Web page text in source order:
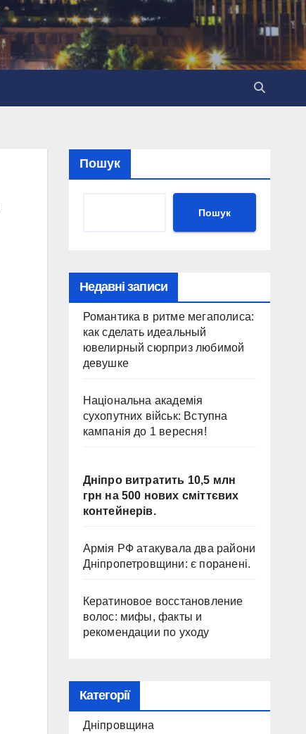
Пошук
Пошук
Недавні записи
Романтика в ритме мегаполиса:
как сделать идеальный
ювелирный сюрприз любимой
девушке
Національна академія
сухопутних військ: Вступна
кампанія до 1 вересня!
Дніпро витратить 10,5 млн
грн на 500 нових сміттєвих
контейнерів.
Армія РФ атакувала два райони
Дніпропетровщини: є поранені.
Кератиновое восстановление
волос: мифы, факты и
рекомендации по уходу
Категорії
Дніпровщина